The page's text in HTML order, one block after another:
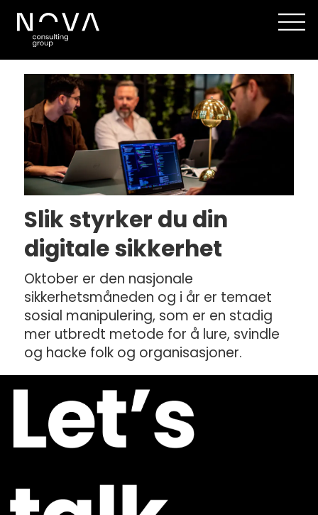
Tag:
sikkerhet
Slik styrker du din
digitale sikkerhet
Oktober er den nasjonale
sikkerhetsmåneden og i år er temaet
sosial manipulering, som er en stadig
mer utbredt metode for å lure, svindle
og hacke folk og organisasjoner.